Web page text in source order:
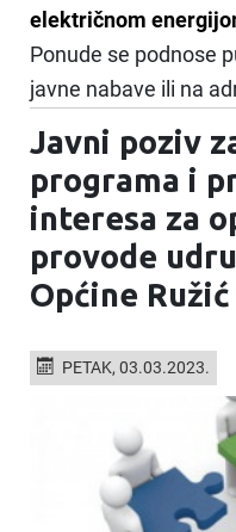
električnom
Ponude se podnose
javne nabave ili na
Javni poziv
programa i
interesa za
provode
Općine
PETAK, 03.03.2023.